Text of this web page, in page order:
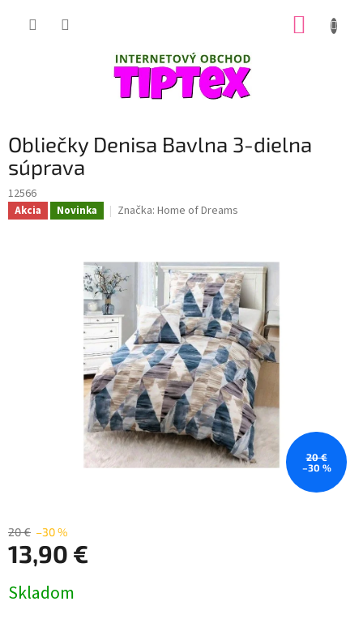
Obliečky Denisa Bavlna 3-dielna
súprava
12566
Akcia Novinka Značka: Home of Dreams
20 €
–30 %
20 € –30 %
13,90 €
cena:
Skladom